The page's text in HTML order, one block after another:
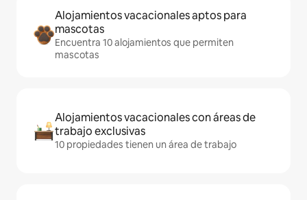
Alojamientos vacacionales aptos para
mascotas
Encuentra 10 alojamientos que permiten
mascotas
Alojamientos vacacionales con áreas de
trabajo exclusivas
10 propiedades tienen un área de trabajo